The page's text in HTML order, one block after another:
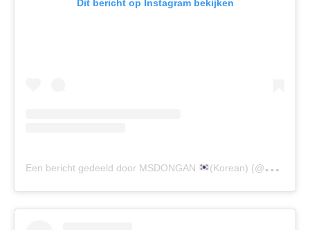
Dit bericht op Instagram bekijken
Een bericht gedeeld door MSDONGAN (Korean) (@msdongan)